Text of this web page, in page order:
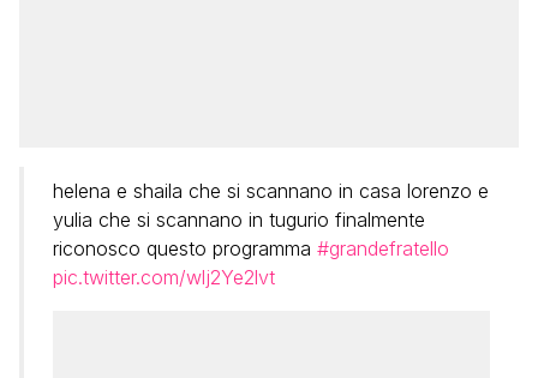
helena e shaila che si scannano in casa lorenzo e
yulia che si scannano in tugurio finalmente
riconosco questo programma #grandefratello
pic.twitter.com/wlj2Ye2lvt